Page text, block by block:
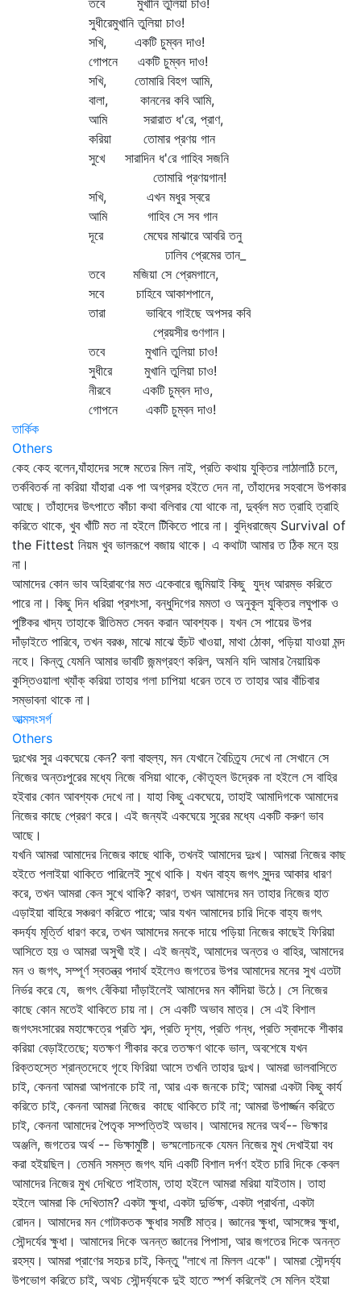
তবে মুখানি তুলিয়া চাও!
সুধীরেমুখানি তুলিয়া চাও!
সখি, একটি চুম্বন দাও!
গোপনে একটি চুম্বন দাও!
সখি, তোমারি বিহগ আমি,
বালা, কাননের কবি আমি,
আমি সরারাত ধ'রে, প্রাণ,
করিয়া তোমার প্রণয় গান
সুখে সারাদিন ধ'রে গাহিব সজনি
তোমারি প্রণয়গান!
সখি, এখন মধুর স্বরে
আমি গাহিব সে সব গান
দূরে মেঘের মাঝারে আবরি তনু
ঢালিব প্রেমের তান_
তবে মজিয়া সে প্রেমগানে,
সবে চাহিবে আকাশপানে,
তারা ভাবিবে গাইছে অপসর কবি
প্রেয়সীর গুণগান।
তবে মুখানি তুলিয়া চাও!
সুধীরে মুখানি তুলিয়া চাও!
নীরবে একটি চুম্বন দাও,
গোপনে একটি চুম্বন দাও!
তার্কিক
Others
কেহ কেহ বলেন,যাঁহাদের সঙ্গে মতের মিল নাই, প্রতি কথায় যুক্তির লাঠালাঠি চলে,
তর্কবিতর্ক না করিয়া যাঁহারা এক পা অগ্রসর হইতে দেন না, তাঁহাদের সহবাসে উপকার
আছে। তাঁহাদের উৎপাতে কাঁচা কথা বলিবার যো থাকে না, দুর্ব্বল মত ত্রাহি ত্রাহি
করিতে থাকে, খুব খাঁটি মত না হইলে টিঁকিতে পারে না। বুদ্ধিরাজ্যে Survival of
the Fittest নিয়ম খুব ভালরূপে বজায় থাকে। এ কথাটা আমার ত ঠিক মনে হয়
না।
আমাদের কোন ভাব অহিরাবণের মত একেবারে জন্মিয়াই কিছু যুদ্ধ আরম্ভ করিতে
পারে না। কিছু দিন ধরিয়া প্রশংসা, বন্ধুদিগের মমতা ও অনুকূল যুক্তির লঘুপাক ও
পুষ্টিকর খাদ্য তাহাকে রীতিমত সেবন করান আবশ্যক। যখন সে পায়ের উপর
দাঁড়াইতে পারিবে, তখন বরঞ্চ, মাঝে মাঝে হুঁচট খাওয়া, মাথা ঠোকা, পড়িয়া যাওয়া মন্দ
নহে। কিন্তু যেমনি আমার ভাবটি জন্মগ্রহণ করিল, অমনি যদি আমার নৈয়ায়িক
কুস্তিওয়ালা খ্যাঁক্‌ করিয়া তাহার গলা চাপিয়া ধরেন তবে ত তাহার আর বাঁচিবার
সম্ভাবনা থাকে না।
আত্মসংসর্গ
Others
দুঃখের সুর একঘেয়ে কেন? বলা বাহুল্য, মন যেখানে বৈচিত্র্য দেখে না সেখানে সে
নিজের অন্তঃপুরের মধ্যে নিজে বসিয়া থাকে, কৌতূহল উদ্রেক না হইলে সে বাহির
হইবার কোন আবশ্যক দেখে না। যাহা কিছু একঘেয়ে, তাহাই আমাদিগকে আমাদের
নিজের কাছে প্রেরণ করে। এই জন্যই একঘেয়ে সুরের মধ্যে একটি করুণ ভাব
আছে।
যখনি আমরা আমাদের নিজের কাছে থাকি, তখনই আমাদের দুঃখ। আমরা নিজের কাছ
হইতে পলাইয়া থাকিতে পারিলেই সুখে থাকি। যখন বাহ্য জগৎ সুন্দর আকার ধারণ
করে, তখন আমরা কেন সুখে থাকি? কারণ, তখন আমাদের মন তাহার নিজের হাত
এড়াইয়া বাহিরে সঞ্চরণ করিতে পারে; আর যখন আমাদের চারি দিকে বাহ্য জগৎ
কদর্য্য মূর্ত্তি ধারণ করে, তখন আমাদের মনকে দায়ে পড়িয়া নিজের কাছেই ফিরিয়া
আসিতে হয় ও আমরা অসুখী হই। এই জন্যই, আমাদের অন্তর ও বাহির, আমাদের
মন ও জগৎ, সম্পূর্ণ স্বতন্ত্র পদার্থ হইলেও জগতের উপর আমাদের মনের সুখ এতটা
নির্ভর করে যে, জগৎ বেঁকিয়া দাঁড়াইলেই আমাদের মন কাঁদিয়া উঠে। সে নিজের
কাছে কোন মতেই থাকিতে চায় না। সে একটি অভাব মাত্র। সে এই বিশাল
জগৎসংসারের মহাক্ষেত্রে প্রতি শব্দ, প্রতি দৃশ্য, প্রতি গন্ধ, প্রতি স্বাদকে শীকার
করিয়া বেড়াইতেছে; যতক্ষণ শীকার করে ততক্ষণ থাকে ভাল, অবশেষে যখন
রিক্তহস্তে শ্রান্তদেহে গৃহে ফিরিয়া আসে তখনি তাহার দুঃখ। আমরা ভালবাসিতে
চাই, কেননা আমরা আপনাকে চাই না, আর এক জনকে চাই; আমরা একটা কিছু কার্য
করিতে চাই, কেননা আমরা নিজের কাছে থাকিতে চাই না; আমরা উপার্জ্জন করিতে
চাই, কেননা আমাদের পৈতৃক সম্পত্তিই অভাব। আমাদের মনের অর্থ-- ভিক্ষার
অঞ্জলি, জগতের অর্থ -- ভিক্ষামুষ্টি। ভস্মলোচনকে যেমন নিজের মুখ দেখাইয়া বধ
করা হইয়ছিল। তেমনি সমস্ত জগৎ যদি একটি বিশাল দর্পণ হইত চারি দিকে কেবল
আমাদের নিজের মুখ দেখিতে পাইতাম, তাহা হইলে আমরা মরিয়া যাইতাম। তাহা
হইলে আমরা কি দেখিতাম? একটা ক্ষুধা, একটা দুর্ভিক্ষ, একটা প্রার্থনা, একটা
রোদন। আমাদের মন গোটাকতক ক্ষুধার সমষ্টি মাত্র। জ্ঞানের ক্ষুধা, আসঙ্গের ক্ষুধা,
সৌন্দর্যের ক্ষুধা। আমাদের দিকে অনন্ত জ্ঞানের পিপাসা, আর জগতের দিকে অনন্ত
রহস্য। আমরা প্রাণের সহচর চাই, কিন্তু "লাখে না মিলল একে"। আমরা সৌন্দর্য্য
উপভোগ করিতে চাই, অথচ সৌন্দর্য্যকে দুই হাতে স্পর্শ করিলেই সে মলিন হইয়া